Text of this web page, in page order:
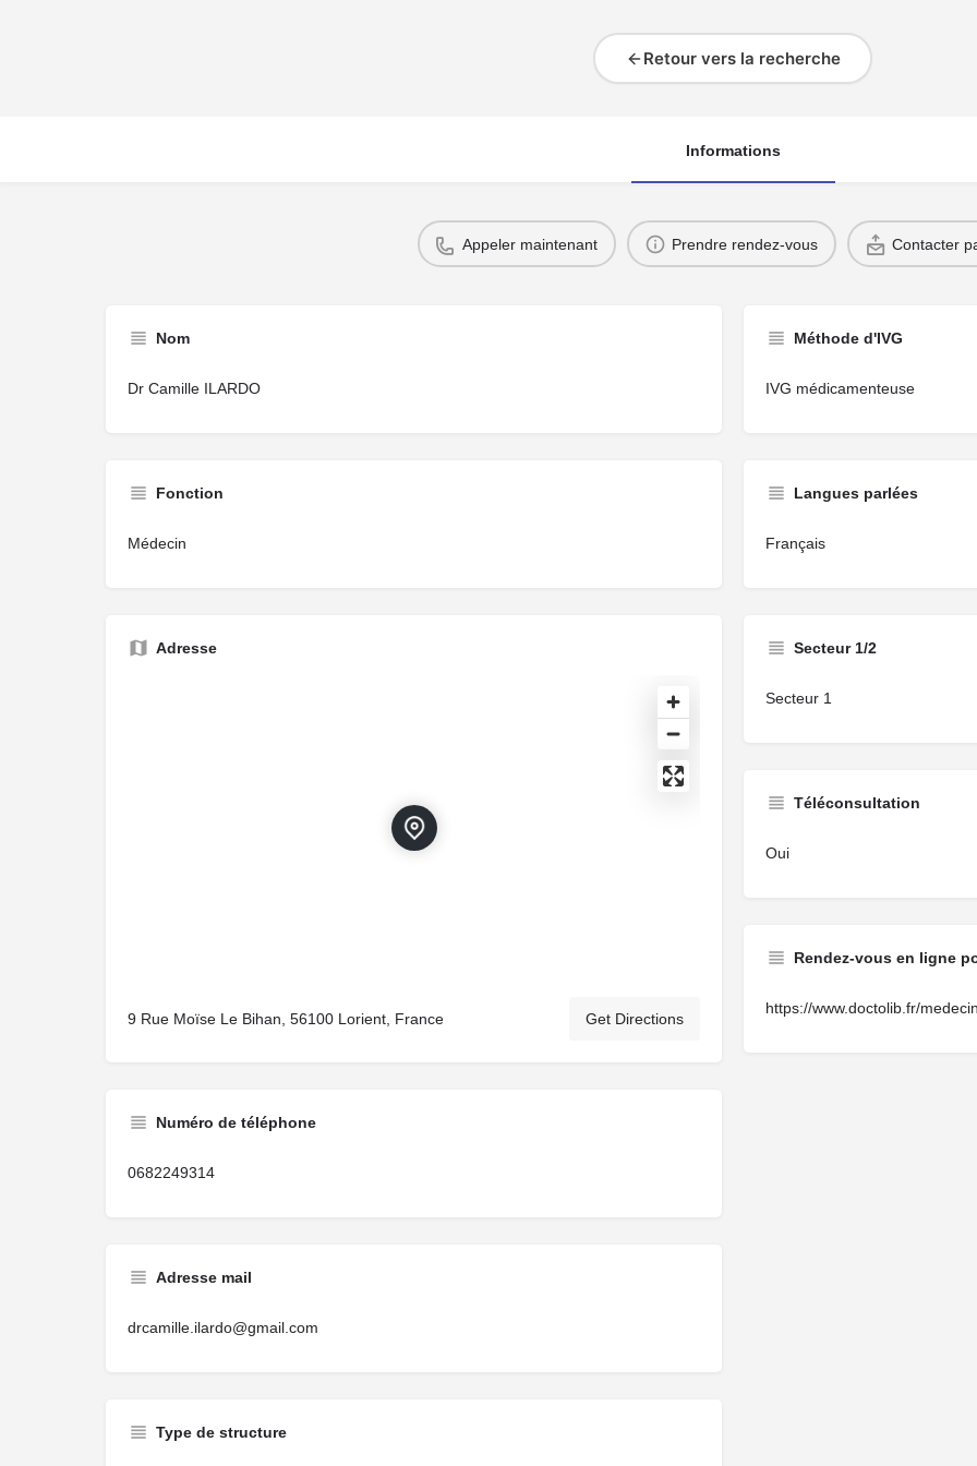
Retour vers la recherche
Informations
Appeler maintenant Prendre rendez-vous Contacter
Nom
Dr Camille ILARDO
Fonction
Médecin
Adresse
9 Rue Moïse Le Bihan, 56100 Lorient, France Get Directions
Numéro de téléphone
0682249314
Adresse mail
drcamille.ilardo@gmail.com
Type de structure
Méthode d'IVG
IVG médicamenteuse
Langues parlées
Français
Secteur 1/2
Secteur 1
Téléconsultation
Oui
Rendez-vous en ligne
https://www.doctolib.fr/